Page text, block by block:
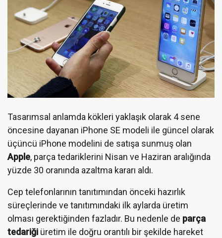
Tasarımsal anlamda kökleri yaklaşık olarak 4 sene
öncesine dayanan iPhone SE modeli ile güncel olarak
üçüncü iPhone modelini de satışa sunmuş olan
Apple, parça tedariklerini Nisan ve Haziran aralığında
yüzde 30 oranında azaltma kararı aldı.
Cep telefonlarının tanıtımından önceki hazırlık
süreçlerinde ve tanıtımındaki ilk aylarda üretim
olması gerektiğinden fazladır. Bu nedenle de parça
tedariği üretim ile doğru orantılı bir şekilde hareket